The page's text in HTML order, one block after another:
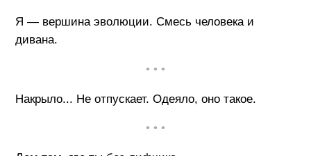
Я — вершина эволюции. Смесь человека и
дивана.
• • •
Накрыло... Не отпускает. Одеяло, оно такое.
• • •